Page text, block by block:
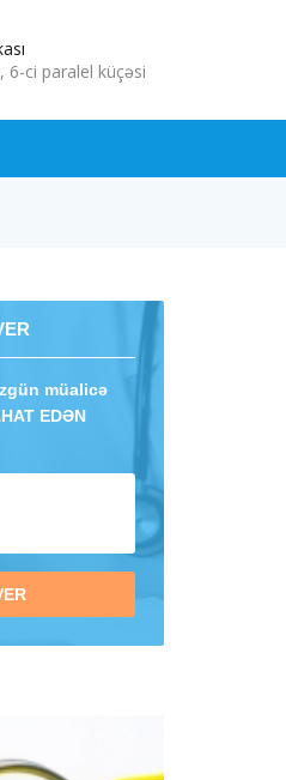
6-ci paralel küçəsi
müalicə
EDƏN